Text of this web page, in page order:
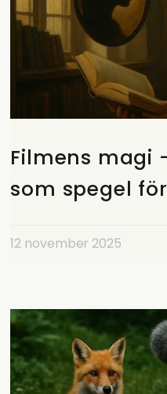
Filmens magi
som spegel
12 november 2025